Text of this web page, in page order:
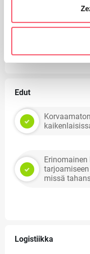
Huolehdi
Edut
missä
Logistiikka